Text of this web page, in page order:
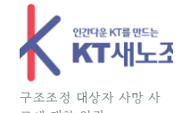
도입을... 원본 기사: "KT 노
동자 5명 사망, 구조조정이
불러온 사회적 재난" 발행
일: 2025-08-31 03:10:00
구조조정 대상자 사망 사